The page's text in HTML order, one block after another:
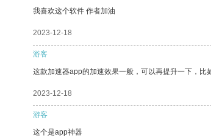
我喜欢这个软件 作者加油
2023-12-18
游客
这款加速器app的加速效果一般，可以再提升一下，比
2023-12-18
游客
这个是app神器